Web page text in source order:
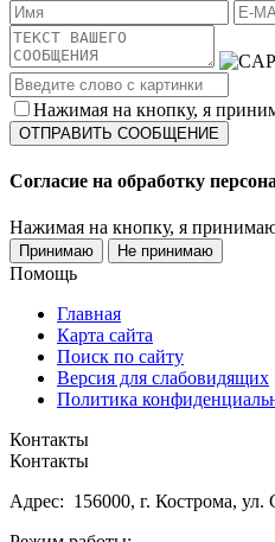
Нажимая на кнопку, я
Согласие на обработку
Нажимая на кнопку, я
Принимаю Не принимаю
Помощь
Главная
Карта сайта
Поиск по сайту
Версия для слабовидящих
Политика
Контакты
Контакты
Адрес: 156000, г. Кострома, ул.